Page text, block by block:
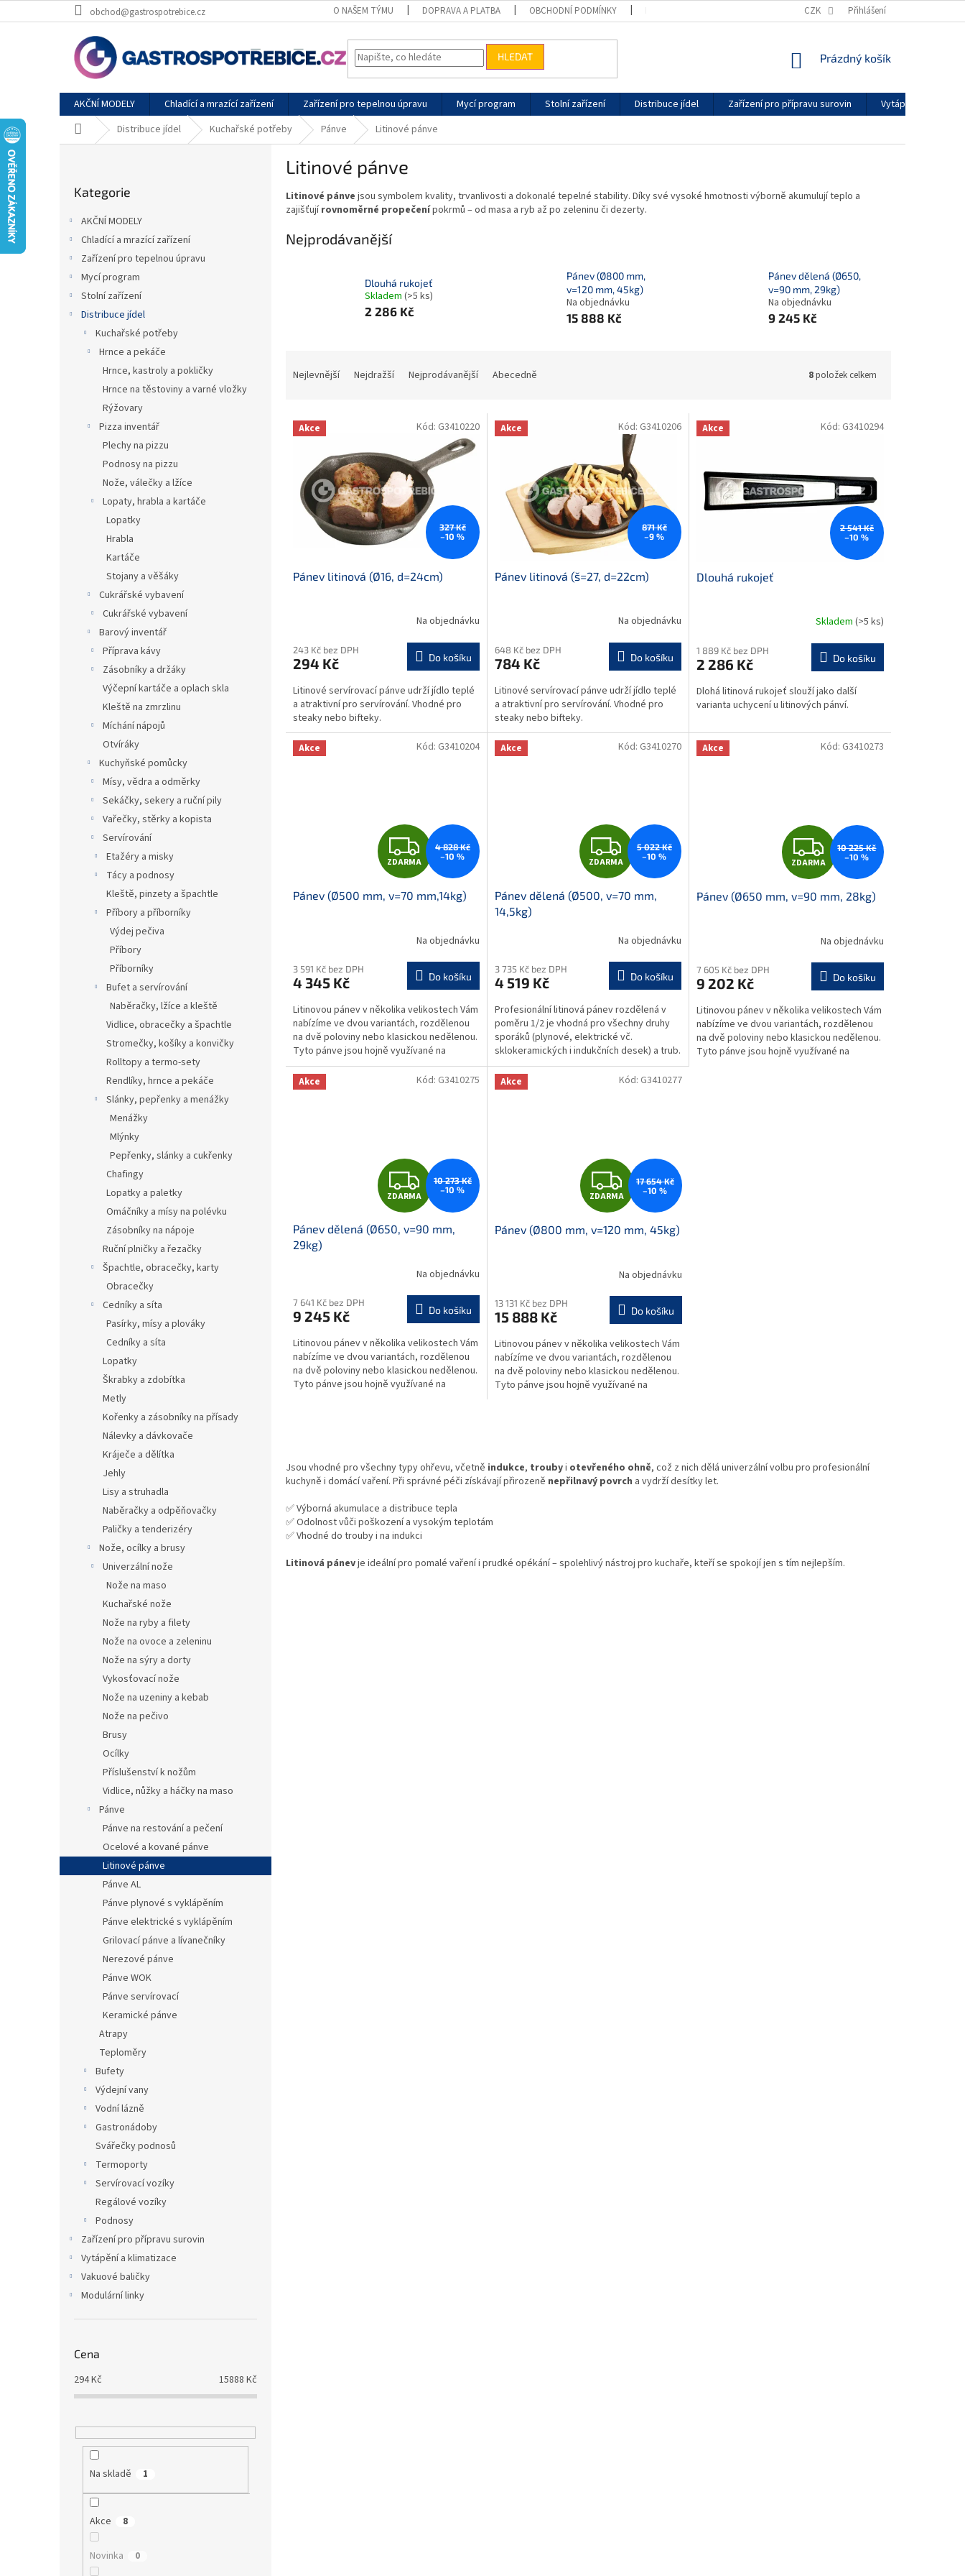
na
obchod@gastrospotrebice.cz O NAŠEM TÝMU DOPRAVA A PLATBA OBCHODNÍ PODMÍNKY ZÁRUČNÍ PODMÍNKY DODACÍ LHŮTY
CZK Přihlášení
HLEDAT
NÁKUPNÍ
Prázdný košík
AKČNÍ MODELY Chladící a mrazící zařízení Zařízení pro tepelnou úpravu Mycí program Stolní zařízení Distribuce jídel Zařízení pro přípravu surovin
Vytápění a
Domů Distribuce jídel Kuchařské potřeby Pánve Litinové pánve
kategorie
Kategorie
AKČNÍ MODELY
Chladící a mrazící zařízení
Zařízení pro tepelnou úpravu
Mycí program
Stolní zařízení
Distribuce jídel
Kuchařské potřeby
Hrnce a pekáče
Hrnce, kastroly a pokličky
Hrnce na těstoviny a varné vložky
Rýžovary
Pizza inventář
Plechy na pizzu
Podnosy na pizzu
Nože, válečky a lžíce
Lopaty, hrabla a kartáče
Lopatky
Hrabla
Kartáče
Stojany a věšáky
Cukrářské vybavení
Cukrářské vybavení
Barový inventář
Příprava kávy
Zásobníky a držáky
Výčepní kartáče a oplach skla
Kleště na zmrzlinu
Míchání nápojů
Otvíráky
Kuchyňské pomůcky
Mísy, vědra a odměrky
Sekáčky, sekery a ruční pily
Vařečky, stěrky a kopista
Servírování
Etažéry a misky
Tácy a podnosy
Kleště, pinzety a špachtle
Příbory a příborníky
Výdej pečiva
Příbory
Příborníky
Bufet a servírování
Naběračky, lžíce a kleště
Vidlice, obracečky a špachtle
Stromečky, košíky a konvičky
Rolltopy a termo-sety
Rendlíky, hrnce a pekáče
Slánky, pepřenky a menážky
Menážky
Mlýnky
Pepřenky, slánky a cukřenky
Chafingy
Lopatky a paletky
Omáčníky a mísy na polévku
Zásobníky na nápoje
Ruční plničky a řezačky
Špachtle, obracečky, karty
Obracečky
Cedníky a síta
Pasírky, mísy a plováky
Cedníky a síta
Lopatky
Škrabky a zdobítka
Metly
Kořenky a zásobníky na přísady
Nálevky a dávkovače
Kráječe a dělítka
Jehly
Lisy a struhadla
Naběračky a odpěňovačky
Paličky a tenderizéry
Nože, ocílky a brusy
Univerzální nože
Nože na maso
Kuchařské nože
Nože na ryby a filety
Nože na ovoce a zeleninu
Nože na sýry a dorty
Vykosťovací nože
Nože na uzeniny a kebab
Nože na pečivo
Brusy
Ocílky
Příslušenství k nožům
Vidlice, nůžky a háčky na maso
Pánve
Pánve na restování a pečení
Ocelové a kované pánve
Litinové pánve
Pánve AL
Pánve plynové s vyklápěním
Pánve elektrické s vyklápěním
Grilovací pánve a lívanečníky
Nerezové pánve
Pánve WOK
Pánve servírovací
Keramické pánve
Atrapy
Teploměry
Bufety
Výdejní vany
Vodní lázně
Gastronádoby
Svářečky podnosů
Termoporty
Servírovací vozíky
Regálové vozíky
Podnosy
Zařízení pro přípravu surovin
Vytápění a klimatizace
Vakuové baličky
Modulární linky
Cena
294Kč 15888 Kč
Na skladě 1
Akce 8
Novinka 0
Litinové pánve
Litinové pánve jsou symbolem kvality, trvanlivosti a dokonalé tepelné stability. Díky své vysoké hmotnosti výborně akumulují teplo a
zajišťujírovnoměrné propečenípokrmů – od masa a ryb až po zeleninu či dezerty.
Nejprodávanější
Dlouhá rukojeť
Skladem (>5 ks)
2 286 Kč
Pánev (Ø800 mm,
v=120 mm, 45kg)
Na objednávku
15 888 Kč
Pánev dělená (Ø650,
v=90 mm, 29kg)
Na objednávku
9 245 Kč
n
Nejlevnější Nejdražší Nejprodávanější Abecedně 8položek celkem
V Akce
327 Kč
–10 %
Pánev litinová (Ø16, d=24cm)
Na objednávku
243 Kč bez DPH
294 Kč Do košíku
Litinové servírovací pánve udrží jídlo teplé
a atraktivní pro servírování. Vhodné pro
steaky nebo bifteky.
Kód: G3410220 Akce
871 Kč
–9 %
Pánev litinová (š=27, d=22cm)
Na objednávku
648 Kč bez DPH
784 Kč Do košíku
Litinové servírovací pánve udrží jídlo teplé
a atraktivní pro servírování. Vhodné pro
steaky nebo bifteky.
Kód: G3410206 Akce
2 541 Kč
–10 %
Dlouhá rukojeť
Skladem (>5 ks)
1 889 Kč bez DPH
2 286 Kč Do košíku
Dlohá litinová rukojeť slouží jako další
varianta uchycení u litinových pánví.
Kód: G3410294
Akce
Z
D
A
R
M
A
ZDARMA
4 828 Kč
–10 %
Pánev (Ø500 mm, v=70 mm,14kg)
Na objednávku
3 591 Kč bez DPH
4 345 Kč Do košíku
Litinovou pánev v několika velikostech Vám
nabízíme ve dvou variantách, rozdělenou
na dvě poloviny nebo klasickou nedělenou.
Tyto pánve jsou hojně využívané na
venkovních...
Kód: G3410204 Akce
Z
D
A
R
M
A
ZDARMA
5 022 Kč
–10 %
Pánev dělená (Ø500, v=70 mm,
14,5kg)
Na objednávku
3 735 Kč bez DPH
4 519 Kč Do košíku
Profesionální litinová pánev rozdělená v
poměru 1/2 je vhodná pro všechny druhy
sporáků (plynové, elektrické vč.
sklokeramických i indukčních desek) a trub.
průměr: 50 cm výška:...
Kód: G3410270 Akce
Z
D
A
R
M
A
ZDARMA
10 225 Kč
–10 %
Pánev (Ø650 mm, v=90 mm, 28kg)
Na objednávku
7 605 Kč bez DPH
9 202 Kč Do košíku
Litinovou pánev v několika velikostech Vám
nabízíme ve dvou variantách, rozdělenou
na dvě poloviny nebo klasickou nedělenou.
Tyto pánve jsou hojně využívané na
Kód: G3410273
Akce
Z
D
A
R
M
A
ZDARMA
10 273 Kč
–10 %
Pánev dělená (Ø650, v=90 mm,
29kg)
Na objednávku
7 641 Kč bez DPH
9 245 Kč Do košíku
Litinovou pánev v několika velikostech Vám
nabízíme ve dvou variantách, rozdělenou
na dvě poloviny nebo klasickou nedělenou.
Tyto pánve jsou hojně využívané na
Kód: G3410275 Akce
Z
D
A
R
M
A
ZDARMA
17 654 Kč
–10 %
Pánev (Ø800 mm, v=120 mm, 45kg)
Na objednávku
13 131 Kč bez DPH
15 888 Kč Do košíku
Litinovou pánev v několika velikostech Vám
nabízíme ve dvou variantách, rozdělenou
na dvě poloviny nebo klasickou nedělenou.
Tyto pánve jsou hojně využívané na
Kód: G3410277
á
d
a
v
k
Jsou vhodné pro všechny typy ohřevu, včetně indukce, troubyi otevřeného ohně, což z nich dělá univerzální volbu pro profesionální
kuchyně i domácí vaření. Při správné péči získávají přirozeně nepřilnavý povrch a vydrží desítky let.
✅ Výborná akumulace a distribuce tepla
✅ Odolnost vůči poškození a vysokým teplotám
✅ Vhodné do trouby i na indukci
Litinová pánevje ideální pro pomalé vaření i prudké opékání – spolehlivý nástroj pro kuchaře, kteří se spokojí jen s tím nejlepším.